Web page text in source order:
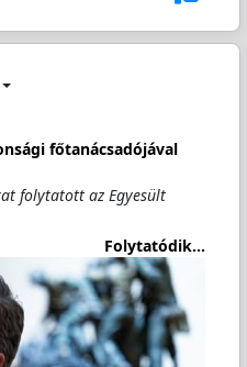
főtanácsadójával
folytatott az Egyesült
Folytatódik...